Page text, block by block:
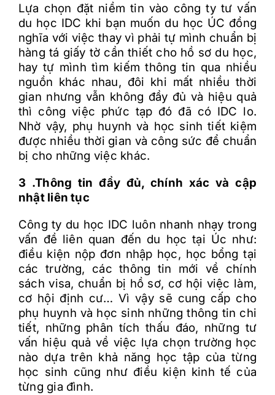
Lựa chọn đặt niềm tin vào công ty tư vấn
du học IDC khi bạn muốn du học ÚC đồng
nghĩa với việc thay vì phải tự mình chuẩn bị
hàng tá giấy tờ cần thiết cho hồ sơ du học,
hay tự mình tìm kiếm thông tin qua nhiều
nguồn khác nhau, đôi khi mất nhiều thời
gian nhưng vẫn không đầy đủ và hiệu quả
thì công việc phức tạp đó đã có IDC lo.
Nhờ vậy, phụ huynh và học sinh tiết kiệm
được nhiều thời gian và công sức để chuẩn
bị cho những việc khác.
3 .Thông tin đầy đủ, chính xác và cập
nhật liên tục
Công ty du học IDC luôn nhanh nhạy trong
vấn đề liên quan đến du học tại Úc như:
điều kiện nộp đơn nhập học, học bổng tại
các trường, các thông tin mới về chính
sách visa, chuẩn bị hồ sơ, cơ hội việc làm,
cơ hội định cư… Vì vậy sẽ cung cấp cho
phụ huynh và học sinh những thông tin chi
tiết, những phân tích thấu đáo, những tư
vấn hiệu quả về việc lựa chọn trường học
nào dựa trên khả năng học tập của từng
học sinh cũng như điều kiện kinh tế của
từng gia đình.